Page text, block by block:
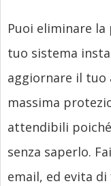
Puoi eliminare
tuo sistema
aggiornare il
massima
attendibili
senza saperlo.
email, ed evita